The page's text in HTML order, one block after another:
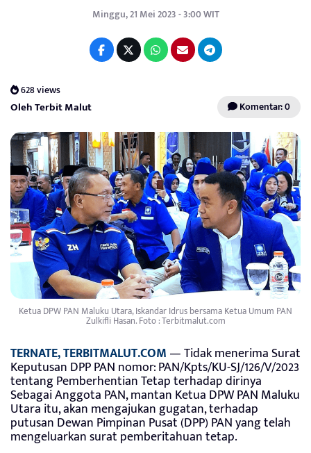
Minggu, 21 Mei 2023 - 3:00 WIT
628 views
Oleh Terbit Malut Komentar: 0
Ketua DPW PAN Maluku Utara, Iskandar Idrus bersama Ketua Umum PAN
Zulkifli Hasan. Foto : Terbitmalut.com
TERNATE, TERBITMALUT.COM — Tidak menerima Surat
Keputusan DPP PAN nomor: PAN/Kpts/KU-SJ/126/V/2023
tentang Pemberhentian Tetap terhadap dirinya
Sebagai Anggota PAN, mantan Ketua DPW PAN Maluku
Utara itu, akan mengajukan gugatan, terhadap
putusan Dewan Pimpinan Pusat (DPP) PAN yang telah
mengeluarkan surat pemberitahuan tetap.